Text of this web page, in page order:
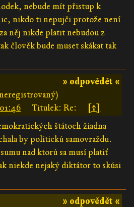
nebude mít přistup k
nikdo ti nepujči protože není
něj nikde platit nebudou z
člověk bude muset skákat tak
» odpovědět «
Titulek: Re:
[↑]
štátoch žiadna
by politickú samovraždu.
nad ktorú sa musí platiť
niekde nejaký diktátor to skúsi
» odpovědět «